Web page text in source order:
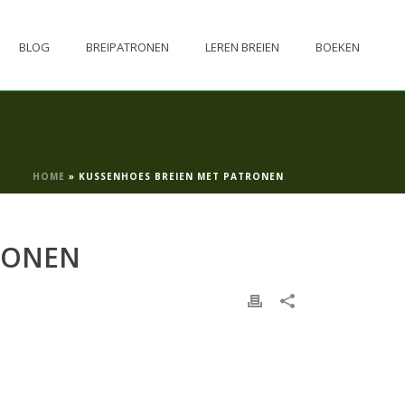
BLOG BREIPATRONEN LEREN BREIEN BOEKEN
HOME » KUSSENHOES BREIEN MET PATRONEN